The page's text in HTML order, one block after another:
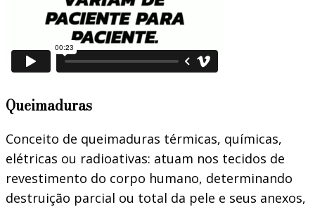
Queimaduras
Conceito de queimaduras térmicas, químicas,
elétricas ou radioativas: atuam nos tecidos de
revestimento do corpo humano, determinando
destruição parcial ou total da pele e seus anexos,